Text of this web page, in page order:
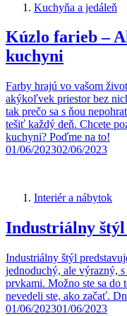
Kuchyňa a jedáleň
Kúzlo farieb –
kuchyni
Farby hrajú vo vašom
akýkoľvek priestor bez
tak prečo sa s ňou
tešiť každý deň. Chcete
kuchyni? Poďme na to!
01/06/202302/06/2023
Interiér a nábytok
Industriálny
Industriálny štýl
jednoduchý, ale výrazný,
prvkami. Možno ste sa do
nevedeli ste, ako začať.
01/06/202301/06/2023